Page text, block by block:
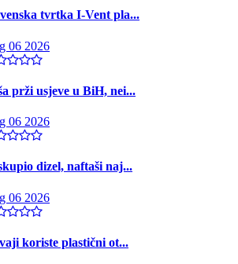
tvrtka I-Vent pla...
06 2026
prži usjeve u BiH, nei...
06 2026
dizel, naftaši naj...
06 2026
koriste plastični ot...